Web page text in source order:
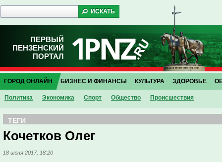
ПЕРВЫЙ
ПЕНЗЕНСКИЙ
ПОРТАЛ
ГОРОД ОНЛАЙН
Политика Экономика Спорт Общество Проиcшествия
БИЗНЕС И ФИНАНСЫ КУЛЬТУРА ЗДОРОВЬЕ
ТЕГИ
Кочетков Олег
18 июня 2017, 18:20